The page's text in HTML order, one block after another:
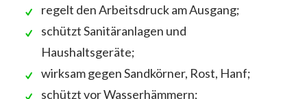
regelt den Arbeitsdruck am Ausgang;
schützt Sanitäranlagen und
Haushaltsgeräte;
wirksam gegen Sandkörner, Rost, Hanf;
schützt vor Wasserhämmern;